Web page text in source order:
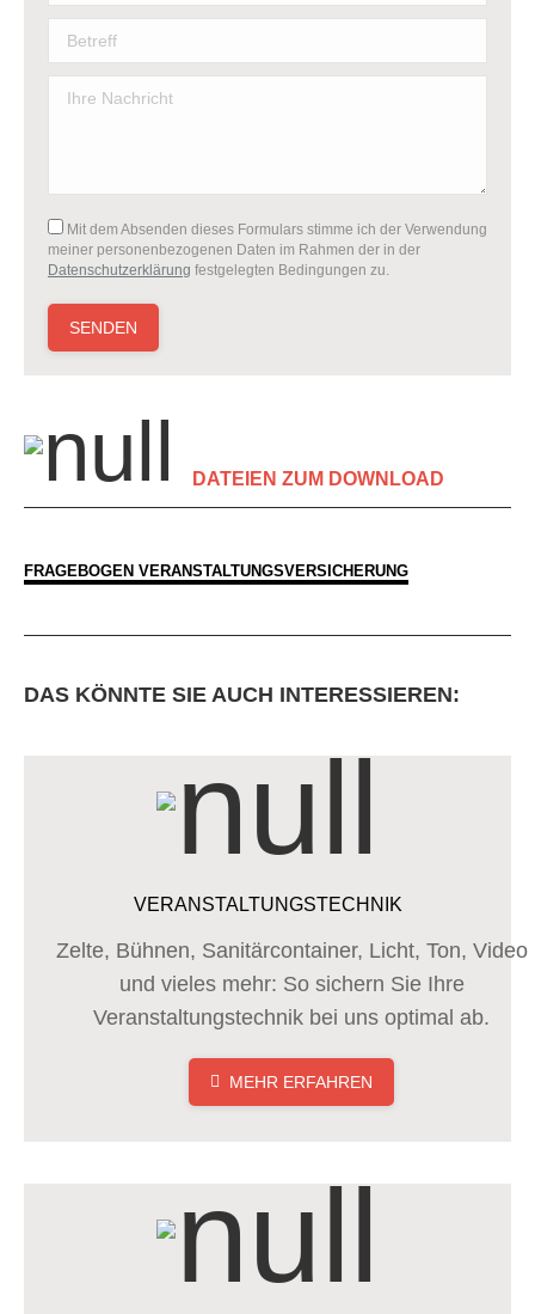
Mit dem Absenden dieses Formulars stimme ich der Verwendung
meiner personenbezogenen Daten im Rahmen der in der
Datenschutzerklärung festgelegten Bedingungen zu.
DATEIEN ZUM DOWNLOAD
FRAGEBOGEN VERANSTALTUNGSVERSICHERUNG
DAS KÖNNTE SIE AUCH INTERESSIEREN:
VERANSTALTUNGSTECHNIK
Zelte, Bühnen, Sanitärcontainer, Licht, Ton, Video
und vieles mehr: So sichern Sie Ihre
Veranstaltungstechnik bei uns optimal ab.
MEHR ERFAHREN